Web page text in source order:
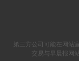
第三方公司可能在网站
交易与早晨报网